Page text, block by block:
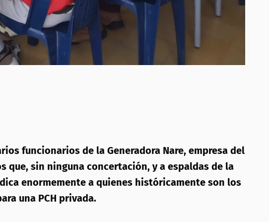
funcionarios de la Generadora Nare, empresa del
que, sin ninguna concertación, y a espaldas de la
enormemente a quienes históricamente son los
una PCH privada.